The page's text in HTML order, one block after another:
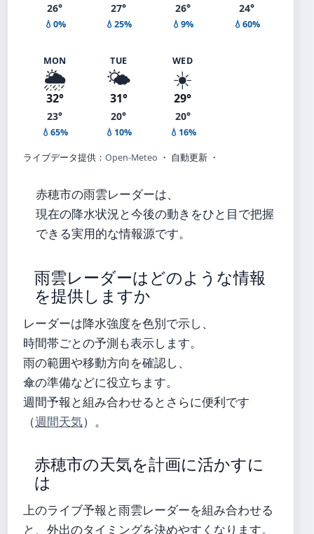
26°
💧0%
27°
💧25%
26°
💧9%
24°
💧60%
MON
🌦️
32°
23°
💧65%
TUE
🌤️
31°
20°
💧10%
WED
☀️
29°
20°
💧16%
ライブデータ提供： Open-Meteo ・ 自動更新 ・
赤穂市の雨雲レーダーは、
現在の降水状況と今後の動きをひと目で把握
できる実用的な情報源です。
雨雲レーダーはどのような情報
を提供しますか
レーダーは降水強度を色別で示し、
時間帯ごとの予測も表示します。
雨の範囲や移動方向を確認し、
傘の準備などに役立ちます。
週間予報と組み合わせるとさらに便利です
（週間天気）。
赤穂市の天気を計画に活かすに
は
上のライブ予報と雨雲レーダーを組み合わせる
と、外出のタイミングを決めやすくなります。